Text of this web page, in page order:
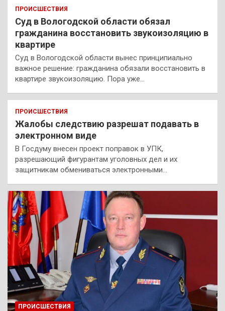
ПРОИСШЕСТВИЯ
Суд в Вологодской области обязал
гражданина восстановить звукоизоляцию в
квартире
Суд в Вологодской области вынес принципиально
важное решение: гражданина обязали восстановить в
квартире звукоизоляцию. Пора уже…
ПРОИСШЕСТВИЯ
Жалобы следствию разрешат подавать в
электронном виде
В Госдуму внесен проект поправок в УПК,
разрешающий фигурантам уголовных дел и их
защитникам обмениваться электронными…
ПРОИСШЕСТВИЯ